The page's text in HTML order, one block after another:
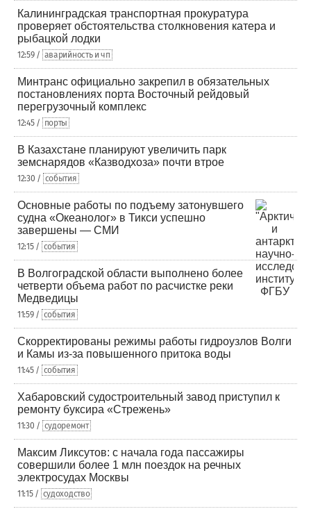
Калининградская транспортная прокуратура
проверяет обстоятельства столкновения катера и
рыбацкой лодки
12:59 / аварийность и чп
Минтранс официально закрепил в обязательных
постановлениях порта Восточный рейдовый
перегрузочный комплекс
12:45 / порты
В Казахстане планируют увеличить парк
земснарядов «Казводхоза» почти втрое
12:30 / события
Основные работы по подъему затонувшего
судна «Океанолог» в Тикси успешно
завершены — СМИ
12:15 / события
В Волгоградской области выполнено более
четверти объема работ по расчистке реки
Медведицы
11:59 / события
Скорректированы режимы работы гидроузлов Волги
и Камы из-за повышенного притока воды
11:45 / события
Хабаровский судостроительный завод приступил к
ремонту буксира «Стрежень»
11:30 / судоремонт
Максим Ликсутов: с начала года пассажиры
совершили более 1 млн поездок на речных
электросудах Москвы
11:15 / судоходство